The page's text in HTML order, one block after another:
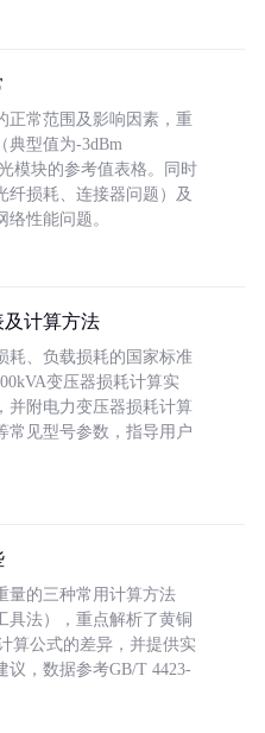
正常范围及影响因素，重
典型值为-3dBm
模块的参考值表格。同时
纤损耗、连接器问题）及
性能问题。
计算方法
耗、负载损耗的国家标准
变压器损耗计算实
并附电力变压器损耗计算
常见型号参数，指导用户
量的三种常用计算方法
具法），重点解析了黄铜
算公式的差异，并提供实
议，数据参考GB/T 4423-